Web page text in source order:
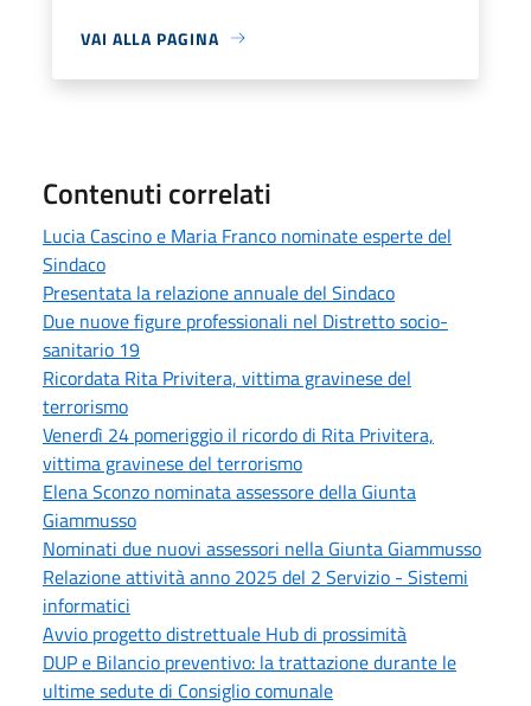
VAI ALLA PAGINA
Contenuti correlati
Lucia Cascino e Maria Franco nominate esperte del
Sindaco
Presentata la relazione annuale del Sindaco
Due nuove figure professionali nel Distretto socio-
sanitario 19
Ricordata Rita Privitera, vittima gravinese del
terrorismo
Venerdì 24 pomeriggio il ricordo di Rita Privitera,
vittima gravinese del terrorismo
Elena Sconzo nominata assessore della Giunta
Giammusso
Nominati due nuovi assessori nella Giunta Giammusso
Relazione attività anno 2025 del 2 Servizio - Sistemi
informatici
Avvio progetto distrettuale Hub di prossimità
DUP e Bilancio preventivo: la trattazione durante le
ultime sedute di Consiglio comunale